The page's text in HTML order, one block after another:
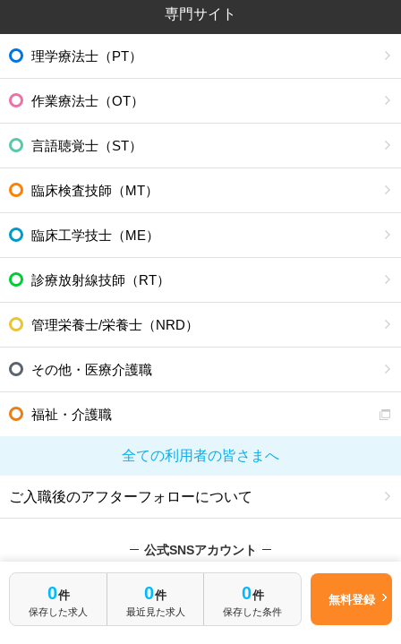
0件
保存した求人
0件
最近見た求人
0件
保存した条件
無料登録
専門サイト
理学療法士（PT）
作業療法士（OT）
言語聴覚士（ST）
臨床検査技師（MT）
臨床工学技士（ME）
診療放射線技師（RT）
管理栄養士/栄養士（NRD）
その他・医療介護職
福祉・介護職
全ての利用者の皆さまへ
ご入職後のアフターフォローについて
公式SNSアカウント